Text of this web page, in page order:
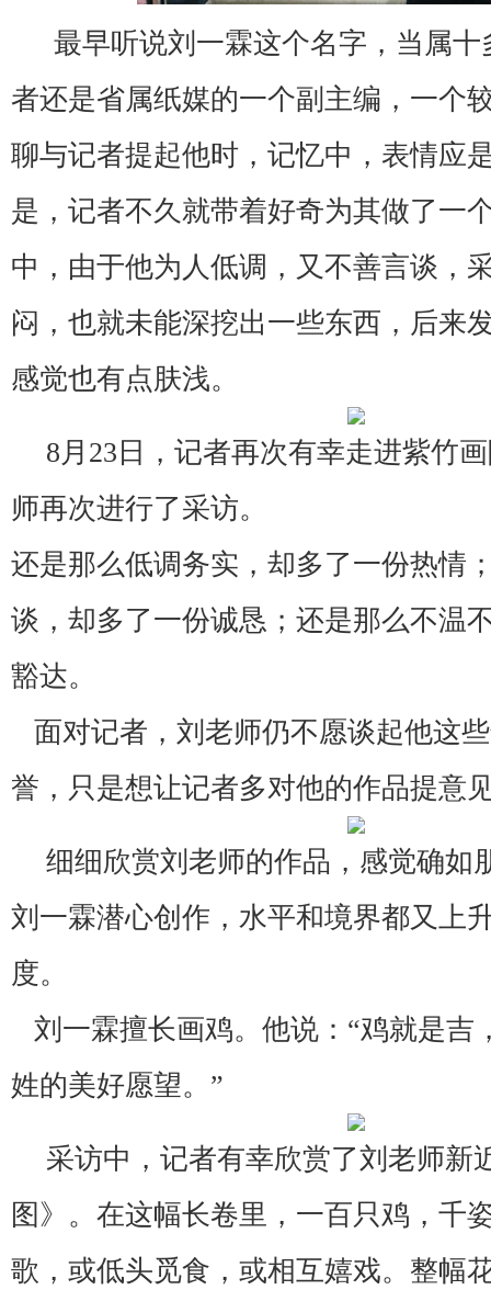
最早听说刘一霖这个名字，当属
者还是省属纸媒的一个副主编，一个
聊与记者提起他时，记忆中，表情应
是，记者不久就带着好奇为其做了一
中，由于他为人低调，又不善言谈，
闷，也就未能深挖出一些东西，后来
感觉也有点肤浅。
8月23日，记者再次有幸走进紫竹
师再次进行了采访。
还是那么低调务实，却多了一份热情
谈，却多了一份诚恳；还是那么不温
豁达。
面对记者，刘老师仍不愿谈起他这
誉，只是想让记者多对他的作品提意
细细欣赏刘老师的作品，感觉确如
刘一霖潜心创作，水平和境界都又上
度。
刘一霖擅长画鸡。他说：“鸡就是吉
姓的美好愿望。”
采访中，记者有幸欣赏了刘老师新
图》。在这幅长卷里，一百只鸡，千
歌，或低头觅食，或相互嬉戏。整幅